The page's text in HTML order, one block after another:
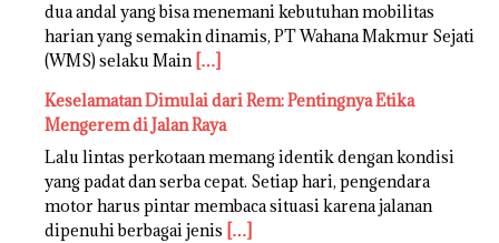
dua andal yang bisa menemani kebutuhan mobilitas
harian yang semakin dinamis, PT Wahana Makmur Sejati
(WMS) selaku Main […]
Keselamatan Dimulai dari Rem: Pentingnya Etika
Mengerem di Jalan Raya
Lalu lintas perkotaan memang identik dengan kondisi
yang padat dan serba cepat. Setiap hari, pengendara
motor harus pintar membaca situasi karena jalanan
dipenuhi berbagai jenis […]